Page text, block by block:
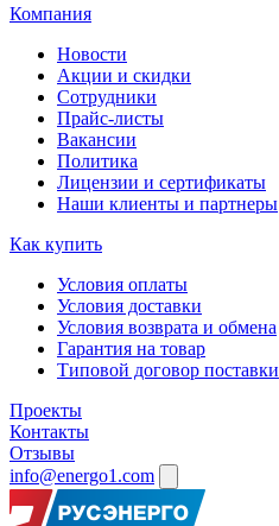
Компания
Новости
Акции и скидки
Сотрудники
Прайс-листы
Вакансии
Политика
Лицензии и сертификаты
Наши клиенты и партнеры
Как купить
Условия оплаты
Условия доставки
Условия возврата и обмена
Гарантия на товар
Типовой договор поставки
Проекты
Контакты
Отзывы
info@energo1.com